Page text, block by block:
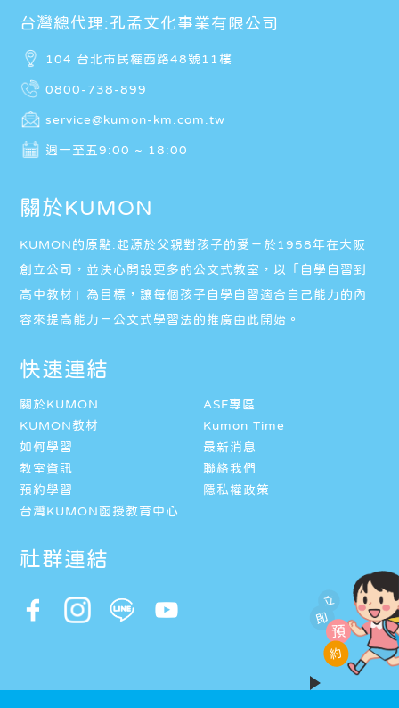
立
即
預
約
台灣總代理:孔孟文化事業有限公司
104 台北市民權西路48號11樓
0800-738-899
service@kumon-km.com.tw
週一至五9:00 ~ 18:00
關於KUMON
KUMON的原點:起源於父親對孩子的愛－於1958年在大阪
創立公司，並決心開設更多的公文式教室，以「自學自習到
高中教材」為目標，讓每個孩子自學自習適合自己能力的內
容來提高能力－公文式學習法的推廣由此開始。
快速連結
關於KUMON
ASF專區
KUMON教材
Kumon Time
如何學習
最新消息
教室資訊
聯絡我們
預約學習
隱私權政策
台灣KUMON函授教育中心
社群連結